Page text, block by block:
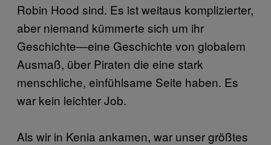
Robin Hood sind. Es ist weitaus komplizierter,
aber niemand kümmerte sich um ihr
Geschichte—eine Geschichte von globalem
Ausmaß, über Piraten die eine stark
menschliche, einfühlsame Seite haben. Es
war kein leichter Job.
Als wir in Kenia ankamen, war unser größtes